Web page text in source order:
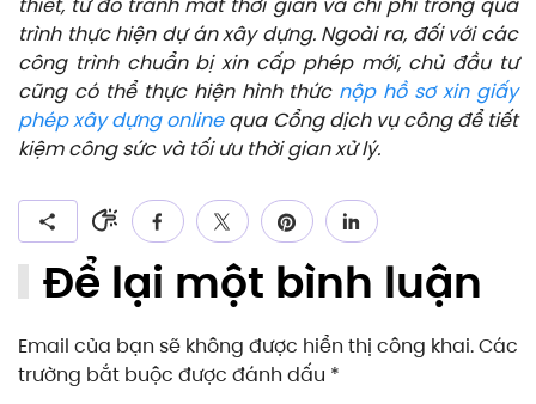
trình thực hiện dự án xây dựng. Ngoài ra, đối với các
công trình chuẩn bị xin cấp phép mới, chủ đầu tư
cũng có thể thực hiện hình thức nộp hồ sơ xin giấy
phép xây dựng onlinequa Cổng dịch vụ công để tiết
kiệm công sức và tối ưu thời gian xử lý.
Để lại một bình luận
Email của bạn sẽ không được hiển thị công khai. Các
trường bắt buộc được đánh dấu *